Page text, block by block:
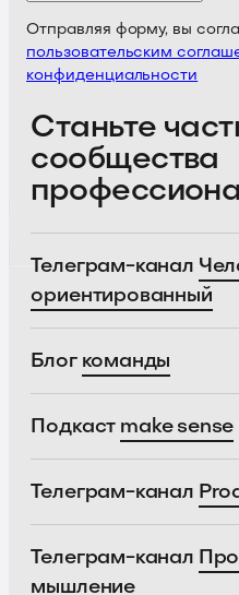
Отправляя форму, вы
пользовательским
конфиденциальности
Станьте
сообщества
Телеграм-канал
ориентированный
Блог команды
Подкаст make sense
Телеграм-канал
Телеграм-канал
мышление